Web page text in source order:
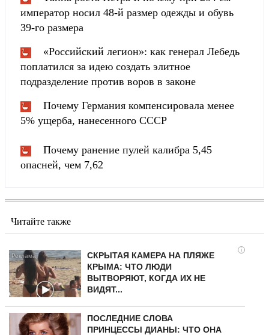
император носил 48-й размер одежды и обувь
39-го размера
«Российский легион»: как генерал Лебедь
поплатился за идею создать элитное
подразделение против воров в законе
Почему Германия компенсировала менее
5% ущерба, нанесенного СССР
Почему ранение пулей калибра 5,45
опасней, чем 7,62
Читайте также
i
СКРЫТАЯ КАМЕРА НА ПЛЯЖЕ
КРЫМА: ЧТО ЛЮДИ
ВЫТВОРЯЮТ, КОГДА ИХ НЕ
ВИДЯТ...
ПОСЛЕДНИЕ СЛОВА
ПРИНЦЕССЫ ДИАНЫ: ЧТО ОНА